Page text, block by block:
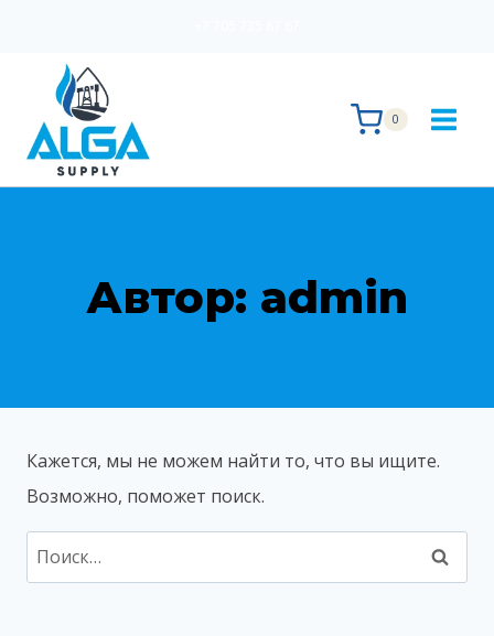
содержимому
0
Автор: admin
Кажется, мы не можем найти то, что вы ищите.
Возможно, поможет поиск.
Найти: